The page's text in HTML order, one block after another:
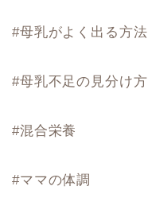
#母乳がよく出る方法
#母乳不足の見分け方
#混合栄養
#ママの体調